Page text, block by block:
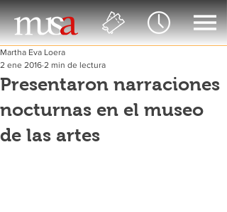
Presentaron narraciones
nocturnas en el museo
de las artes
Martha Eva Loera
2 ene 2016 2 min de lectura